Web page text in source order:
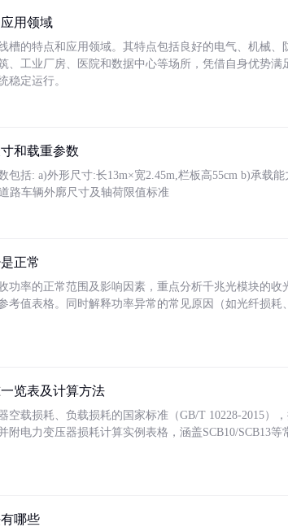
用领域
槽的特点和应用领域。其特点包括良好的电气、机械、
、工业厂房、医院和数据中心等场所，凭借自身优势满
稳定运行。
和载重参数
包括: a)外形尺寸:长13m×宽2.45m,栏板高55cm b)承载
路车辆外廓尺寸及轴荷限值标准
正常
功率的正常范围及影响因素，重点分析千兆光模块的收
考值表格。同时解释功率异常的常见原因（如光纤损
览表及计算方法
空载损耗、负载损耗的国家标准（GB/T 10228-2015）
附电力变压器损耗计算实例表格，涵盖SCB10/SCB13
哪些